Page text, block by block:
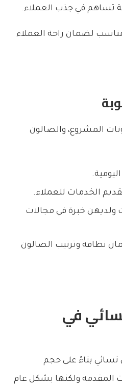
تساهم في جذب العملاء.
لضمان راحة العملاء
المشروع، والصالون
الخدمات للعملاء.
ولديهن خبرة في مجالات
نظافة وترتيب الصالون
في
نسائي بناءً على حجم
المقدمة ولكنها بشكل عام